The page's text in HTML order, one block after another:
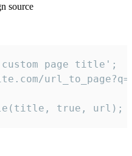
source
page title';
true, url);